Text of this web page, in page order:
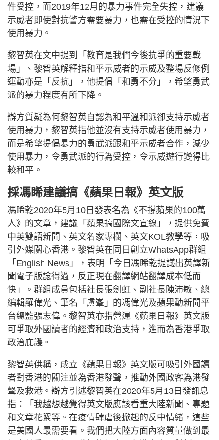
件受控，而2019年12月的暴力事件完全失控，建議
示威者即使對抗警方需要暴力，也需在受控的情況下
使用暴力。
黎智英在文中提到「教育是我們今後抗爭的重要戰
場」、黎智英解釋指和平示威者的示威及整場反修例
運動亦是「反抗」，他提倡「和勇不分」，希望勇武
派的暴力程度有所下降。
辯方質疑為何黎智英自認為和平溫和派卻支持示威者
使用暴力，黎智英指他並沒有支持示威者使用暴力，
而是希望提倡暴力的勇武派跟和平示威者合作，減少
使用暴力，令勇武派的行為受控，令示威遊行變得比
較和平。
採馮睎建議搞《蘋果日報》英文版
馮睎乾2020年5月10日發表名為《不撐蘋果的100萬
人》的文章，建議「蘋果搞國際文宣線」，提供免費
中英雙語新聞、英文名家專欄、英文KOL教學等，吸
引外媒關心香港。黎智英在同日創立WhatsApp群組
「English News」，表明「今日馮睎乾提議出英譯新
聞電子版諗得過，反正現在翻譯網站翻譯成本低而
快」。群組成員包括社長張劍虹、副社長陳沛敏、總
編輯羅偉光、筆名「盧峯」的馮偉光及蘋果動新聞平
台總監張志偉。黎智英亦指營運《蘋果日報》英文版
可爭取外國讀者的經濟和政治支持，進而為香港爭取
政治庇護。
黎智英供稱，成立《蘋果日報》英文版可吸引外國讀
者對香港的關注並為香港發聲，推動外國政客為港發
聲及救港。辯方引述黎智英在2020年5月13日發訊息
指：「我越想越覺得英文版應該看重大陸新聞、專題
和文章花絮等。在疫情肆虐後掀起的反中情緒，這些
是美國人最需要看。我們把大陸方面內容質量做到最